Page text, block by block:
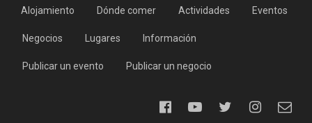
Alojamiento Dónde comer Actividades Eventos
Negocios Lugares Información
Publicar un evento Publicar un negocio